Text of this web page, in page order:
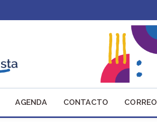
AGENDA CONTACTO CORREO